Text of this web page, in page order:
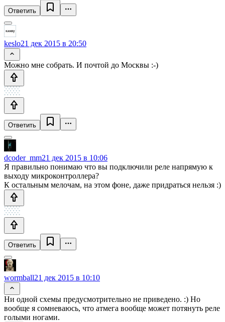
Ответить
keslo21 дек 2015 в 20:50
Можно мне собрать. И почтой до Москвы :-)
Ответить
dcoder_mm21 дек 2015 в 10:06
Я правильно понимаю что вы подключили реле напрямую к
выходу микроконтроллера?
К остальным мелочам, на этом фоне, даже придраться нельзя :)
Ответить
wormball21 дек 2015 в 10:10
Ни одной схемы предусмотрительно не приведено. :) Но
вообще я сомневаюсь, что атмега вообще может потянуть реле
голыми ногами.